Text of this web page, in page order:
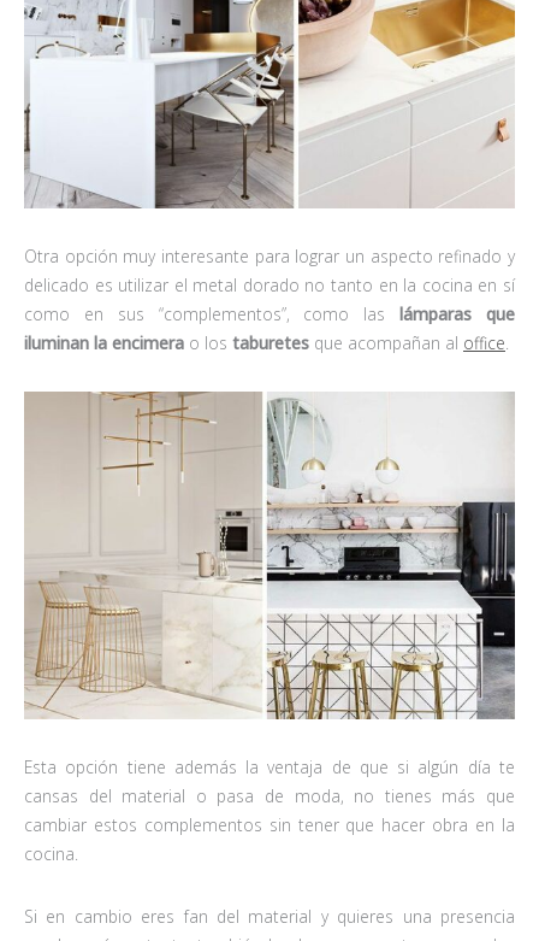
Otra opción muy interesante para lograr un aspecto refinado y
delicado es utilizar el metal dorado no tanto en la cocina en sí
como en sus “complementos”, como las lámparas que
iluminan la encimera o los taburetes que acompañan al office.
Esta opción tiene además la ventaja de que si algún día te
cansas del material o pasa de moda, no tienes más que
cambiar estos complementos sin tener que hacer obra en la
cocina.
Si en cambio eres fan del material y quieres una presencia